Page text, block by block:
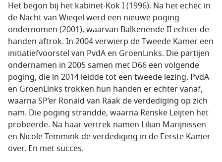
Het begon bij het kabinet-Kok I (1996). Na het echec in
de Nacht van Wiegel werd een nieuwe poging
ondernomen (2001), waarvan Balkenende II echter de
handen aftrok. In 2004 verwierp de Tweede Kamer een
initiatiefvoorstel van PvdA en GroenLinks. Die partijen
ondernamen in 2005 samen met D66 een volgende
poging, die in 2014 leidde tot een tweede lezing. PvdA
en GroenLinks trokken hun handen er echter vanaf,
waarna SP’er Ronald van Raak de verdediging op zich
nam. Die poging strandde, waarna Renske Leijten het
probeerde. Na haar vertrek namen Lilian Marijnissen
en Nicole Temmink de verdediging in de Eerste Kamer
over. En met succes.